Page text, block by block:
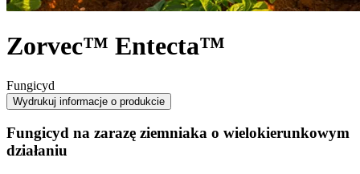
Zorvec™ Entecta™
Fungicyd
Wydrukuj informacje o produkcie
Fungicyd na zarazę ziemniaka o wielokierunkowym
działaniu